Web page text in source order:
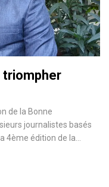
triompher
de la Bonne
journalistes basés
4ème édition de la…